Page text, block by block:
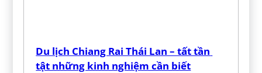
Du lịch Chiang Rai Thái Lan – tất tần
tật những kinh nghiệm cần biết